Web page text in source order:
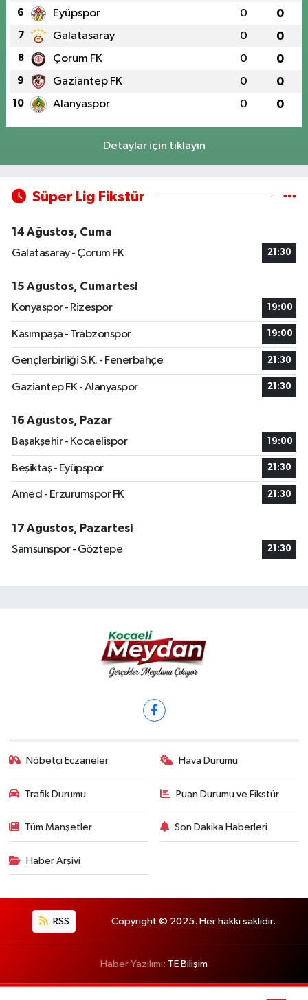
6 Eyüpspor 0 0
7 Galatasaray 0 0
8 Çorum FK 0 0
9 Gaziantep FK 0 0
10 Alanyaspor 0 0
Detaylar için tıklayın
Süper Lig Fikstür
14 Ağustos, Cuma
Galatasaray - Çorum FK
21:30
15 Ağustos, Cumartesi
Konyaspor - Rizespor
19:00
Kasımpaşa - Trabzonspor 19:00
Gençlerbirliği S.K. - Fenerbahçe 21:30
Gaziantep FK - Alanyaspor 21:30
16 Ağustos, Pazar
Başakşehir - Kocaelispor
19:00
Beşiktaş - Eyüpspor 21:30
Amed - Erzurumspor FK 21:30
17 Ağustos, Pazartesi
Samsunspor - Göztepe
21:30
Nöbetçi Eczaneler Hava Durumu
Trafik Durumu Puan Durumu ve Fikstür
Tüm Manşetler Son Dakika Haberleri
Haber Arşivi
RSS Copyright © 2025. Her hakkı saklıdır.
Haber Yazılımı: TE Bilişim